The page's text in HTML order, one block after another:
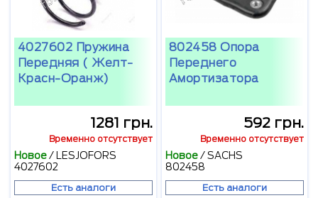
4027602 Пружина
Передняя ( Желт-
Красн-Оранж)
1281 грн.
Временно отсутствует
Новое/
LESJOFORS
4027602
Есть аналоги
802458 Опора
Переднего
Амортизатора
592 грн.
Временно отсутствует
Новое/SACHS
802458
Есть аналоги